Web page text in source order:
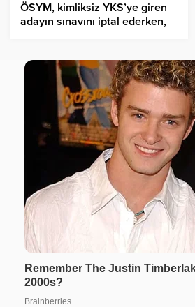
ÖSYM, kimliksiz YKS’ye giren
adayın sınavını iptal ederken,